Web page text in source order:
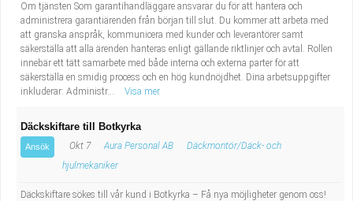
Om tjänsten Som garantihandläggare ansvarar du för att hantera och
administrera garantiärenden från början till slut. Du kommer att arbeta med
att granska anspråk, kommunicera med kunder och leverantörer samt
säkerställa att alla ärenden hanteras enligt gällande riktlinjer och avtal. Rollen
innebär ett tätt samarbete med både interna och externa parter för att
säkerställa en smidig process och en hög kundnöjdhet. Dina arbetsuppgifter
inkluderar: Administr...
Visa mer
Däckskiftare till Botkyrka
Ansök Okt 7 Aura Personal AB
Däckmontör/Däck- och
hjulmekaniker
Däckskiftare sökes till vår kund i Botkyrka – Få nya möjligheter genom oss!